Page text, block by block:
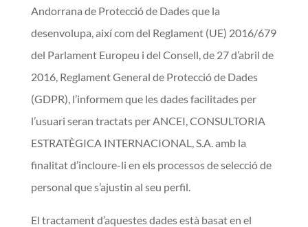
Andorrana de Protecció de Dades que la
desenvolupa, així com del Reglament (UE) 2016/679
del Parlament Europeu i del Consell, de 27 d’abril de
2016, Reglament General de Protecció de Dades
(GDPR), l’informem que les dades facilitades per
l’usuari seran tractats per ANCEI, CONSULTORIA
ESTRATÈGICA INTERNACIONAL, S.A. amb la
finalitat d’incloure-li en els processos de selecció de
personal que s’ajustin al seu perfil.
El tractament d’aquestes dades està basat en el